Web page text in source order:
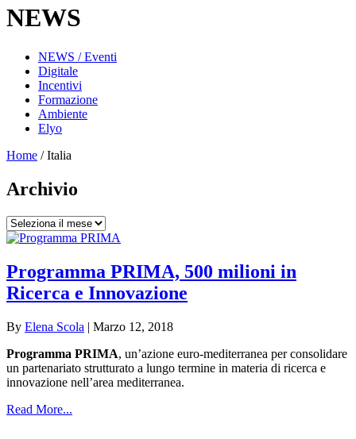
NEWS
NEWS / Eventi
Digitale
Incentivi
Formazione
Ambiente
Elyo
Home /Italia
Archivio
Archivio
Programma PRIMA, 500 milioni in
Ricerca e Innovazione
By Elena Scola | Marzo 12, 2018
Programma PRIMA, un’azione euro-mediterranea per consolidare
un partenariato strutturato a lungo termine in materia di ricerca e
innovazione nell’area mediterranea.
Read More...